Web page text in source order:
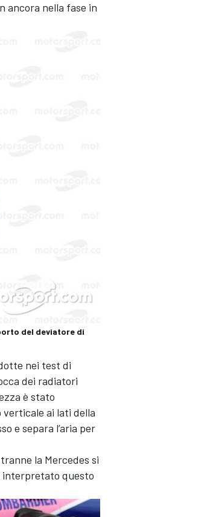
ancora nella fase in
del deviatore di
nei test di
dei radiatori
è stato
ai lati della
e separa l’aria per
la Mercedes si
interpretato questo